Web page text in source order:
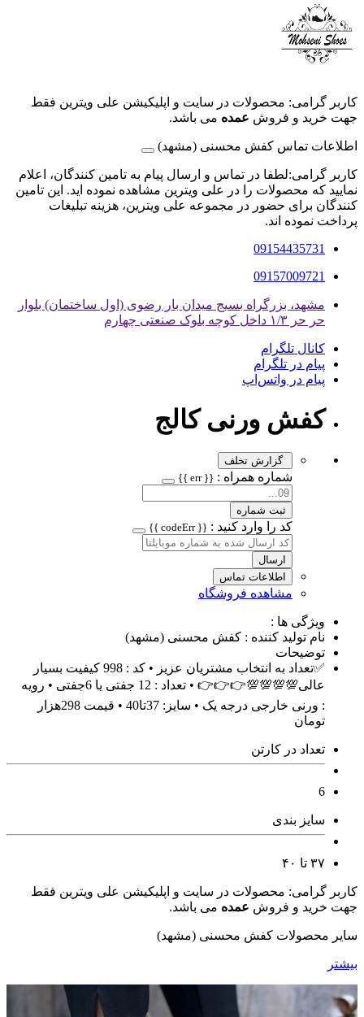
کاربر گرامی: محصولات در سایت و اپلیکیشن علی ویترین فقط
جهت خرید و فروش عمده می باشد.
اطلاعات تماس کفش محسنی (مشهد)
کاربر گرامی:لطفا در تماس و ارسال پیام به تامین کنندگان، اعلام
نمایید که محصولات را در علی ویترین مشاهده نموده اید. این تامین
کنندگان برای حضور در مجموعه علی ویترین، هزینه تبلیغات
پرداخت نموده اند.
09154435731
09157009721
مشهد، بزرگراه بسیج میدان بار رضوی (اول ساختمان) بلوار
حر حر ۱/۳ داخل کوچه بلوک صنعتی چهارم
کانال تلگرام
پیام در تلگرام
پیام در واتس‌اپ
کفش ورنی کالج
گزارش تخلف
شماره همراه : {{ err }}
ثبت شماره
کد را وارد کنید : {{ codeErr }}
ارسال
اطلاعات تماس
مشاهده فروشگاه
ویژگی ها :
نام تولید کننده : کفش محسنی (مشهد)
توضیحات
✅️تعداد به انتخاب مشتریان عزیز • کد : 998 کیفیت بسیار
عالی💯💯💯💯👉👉👉 • تعداد : 12 جفتی یا 6جفتی • رویه
: ورنی خارجی درجه یک • سایز: 37تا40 • قیمت 298هزار
تومان
تعداد در کارتن
6
سایز بندی
۳۷ تا ۴۰
کاربر گرامی: محصولات در سایت و اپلیکیشن علی ویترین فقط
جهت خرید و فروش عمده می باشد.
سایر محصولات کفش محسنی (مشهد)
بیشتر